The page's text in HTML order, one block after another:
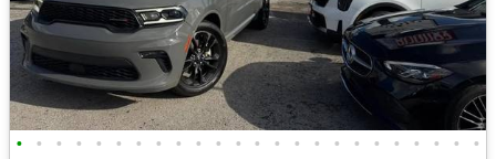
• • • • • • • • • • • • • • • • • • • • • • • •